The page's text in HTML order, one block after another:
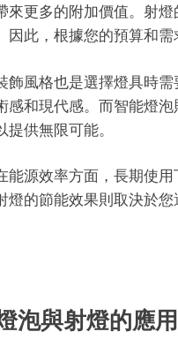
來更多的附加價值。射
因此，根據您的預算和
飾風格也是選擇燈具時
感和現代感。而智能燈
提供無限可能。
能源效率方面，長期使
燈的節能效果則取決於
泡與射燈的應